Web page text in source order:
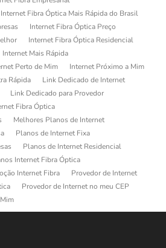
Internet Fibra Óptica Mais Rápida do Brasil
Internet Fibra Óptica Preço
Internet Fibra Óptica Residencial
Internet Mais Rápida
Perto de Mim
Internet Próximo a Mim
Rápida
Link Dedicado de Internet
Link Dedicado para Provedor
Fibra Óptica
Melhores Planos de Internet
Planos de Internet Fixa
Planos de Internet Residencial
Internet Fibra Óptica
Internet Fibra
Provedor de Internet
Provedor de Internet no meu CEP